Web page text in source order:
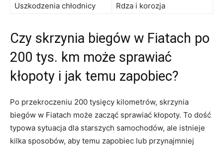
Uszkodzenia chłodnicy
Rdza i korozja
Czy skrzynia⁣ biegów‍ w Fiatach po
200 tys. km⁣ może⁣ sprawiać
kłopoty i jak⁤ temu zapobiec?
Po przekroczeniu 200 tysięcy​ kilometrów, ⁢skrzynia
biegów ‍w ⁢Fiatach może zacząć sprawiać kłopoty.⁢ To dość
typowa sytuacja dla ‍starszych samochodów, ale istnieje
kilka sposobów, aby temu⁣ zapobiec lub przynajmniej⁢